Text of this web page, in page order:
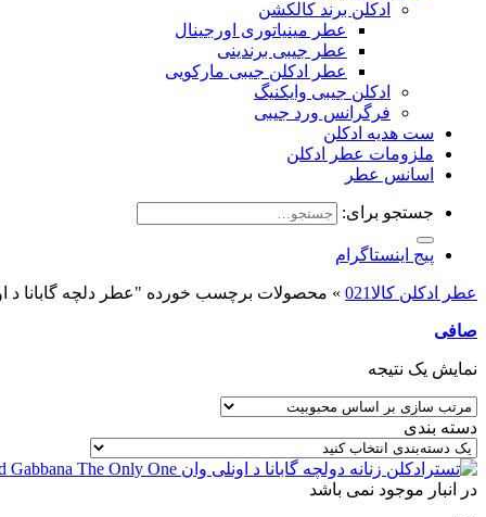
ادکلن برند کالکشن
عطر مینیاتوری اورجینال
عطر جیبی برندینی
عطر ادکلن جیبی مارکویی
ادکلن جیبی وایکنیگ
فرگرانس ورد جیبی
ست هدیه ادکلن
ملزومات عطر ادکلن
اسانس عطر
جستجو برای:
پیج اینستاگرام
عطر ادکلن کالا021 » محصولات برچسب خورده "عطر دلچه گابانا د
صافی
نمایش یک نتیجه
دسته بندی
در انبار موجود نمی باشد